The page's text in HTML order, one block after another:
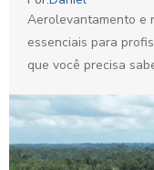
Aerolevantamento e
essenciais para
que você precisa